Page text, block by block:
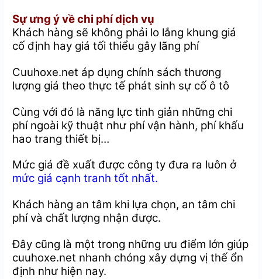
Sự ưng ý về chi phí dịch vụ
Khách hàng sẽ không phải lo lắng khung giá
cố định hay giá tối thiểu gây lãng phí
Cuuhoxe.net áp dụng chính sách thương
lượng giá theo thực tế phát sinh sự cố ô tô
Cùng với đó là năng lực tinh giản những chi
phí ngoài kỹ thuật như phí vận hành, phí khấu
hao trang thiết bị…
Mức giá đề xuất được công ty đưa ra luôn ở
mức giá cạnh tranh tốt nhất.
Khách hàng an tâm khi lựa chọn, an tâm chi
phí và chất lượng nhận được.
Đây cũng là một trong những ưu điểm lớn giúp
cuuhoxe.net nhanh chóng xây dựng vị thế ổn
định như hiện nay.